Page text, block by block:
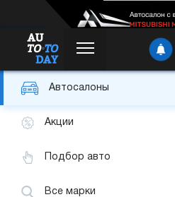
Автосалоны
Акции
Подбор авто
Все марки